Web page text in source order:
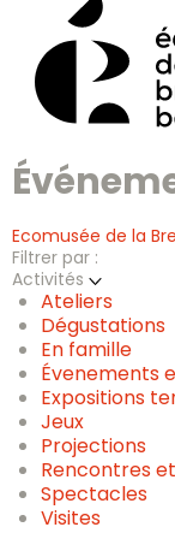
content
Ecomusée de la
Filtrer par :
Activités
Ateliers
Dégustations
En famille
Évenements
Expositions
Jeux
Projections
Rencontres
Spectacles
Visites